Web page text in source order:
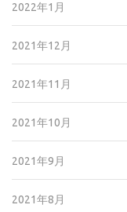
2022年1月
2021年12月
2021年11月
2021年10月
2021年9月
2021年8月